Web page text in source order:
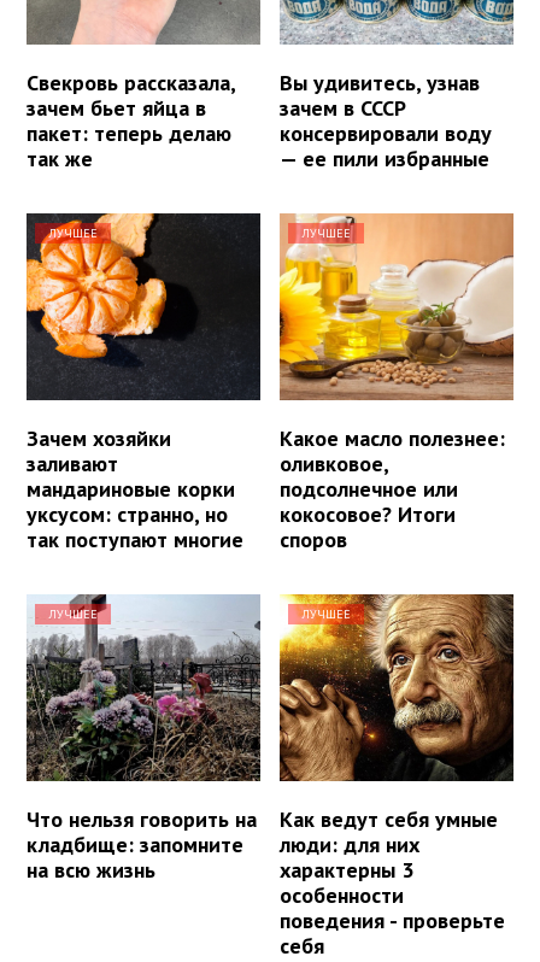
Свекровь рассказала,
зачем бьет яйца в
пакет: теперь делаю
так же
Вы удивитесь, узнав
зачем в СССР
консервировали воду
— ее пили избранные
ЛУЧШЕЕ
Зачем хозяйки
заливают
мандариновые корки
уксусом: странно, но
так поступают многие
ЛУЧШЕЕ
Какое масло полезнее:
оливковое,
подсолнечное или
кокосовое? Итоги
споров
ЛУЧШЕЕ
Что нельзя говорить на
кладбище: запомните
на всю жизнь
ЛУЧШЕЕ
Как ведут себя умные
люди: для них
характерны 3
особенности
поведения - проверьте
себя